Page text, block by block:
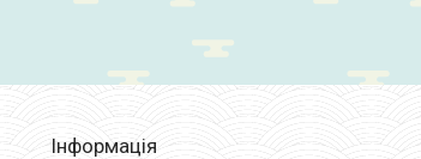
Інформація